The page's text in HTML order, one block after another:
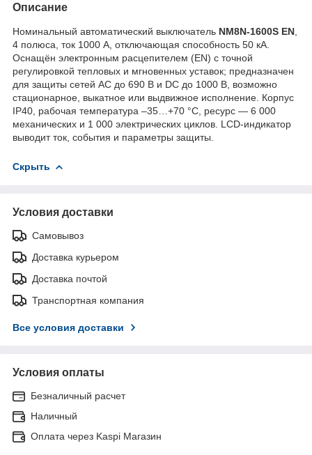
Описание
Номинальный автоматический выключатель NM8N-1600S EN
4 полюса, ток 1000 А, отключающая способность 50 кА.
Оснащён электронным расцепителем (EN) с точной
регулировкой тепловых и мгновенных уставок; предназначен
для защиты сетей AC до 690 В и DC до 1000 В, возможно
стационарное, выкатное или выдвижное исполнение. Корпус
IP40, рабочая температура –35…+70 °C, ресурс — 6 000
механических и 1 000 электрических циклов. LCD-индикатор
выводит ток, события и параметры защиты.
Скрыть
Условия доставки
Самовывоз
Доставка курьером
Доставка почтой
Транспортная компания
Все условия доставки
Условия оплаты
Безналичный расчет
Наличный
Оплата через Kaspi Магазин